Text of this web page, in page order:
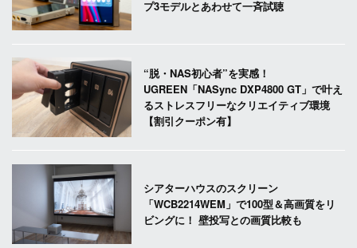
プ3モデルとあわせて一斉試聴
“脱・NAS初心者”を実感！
UGREEN「NASync DXP4800 GT」で叶え
るストレスフリーなクリエイティブ環境
【割引クーポン有】
シアターハウスのスクリーン
「WCB2214WEM」で100型＆高画質をリ
ビングに！ 壁投写との画質比較も